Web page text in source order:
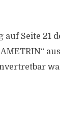
auf Seite 21
AMETRIN“